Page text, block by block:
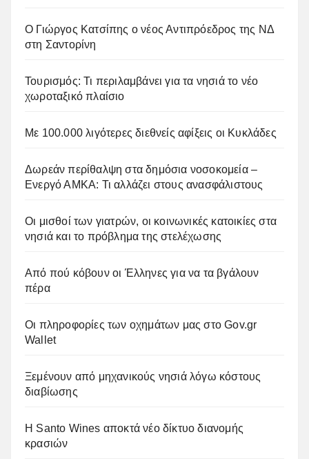
Ο Γιώργος Κατσίπης ο νέος Αντιπρόεδρος της ΝΔ
στη Σαντορίνη
Τουρισμός: Τι περιλαμβάνει για τα νησιά το νέο
χωροταξικό πλαίσιο
Με 100.000 λιγότερες διεθνείς αφίξεις οι Κυκλάδες
Δωρεάν περίθαλψη στα δημόσια νοσοκομεία –
Ενεργό ΑΜΚΑ: Τι αλλάζει στους ανασφάλιστους
Οι μισθοί των γιατρών, οι κοινωνικές κατοικίες στα
νησιά και το πρόβλημα της στελέχωσης
Από πού κόβουν οι Έλληνες για να τα βγάλουν
πέρα
Οι πληροφορίες των οχημάτων μας στο Gov.gr
Wallet
Ξεμένουν από μηχανικούς νησιά λόγω κόστους
διαβίωσης
Η Santo Wines αποκτά νέο δίκτυο διανομής
κρασιών